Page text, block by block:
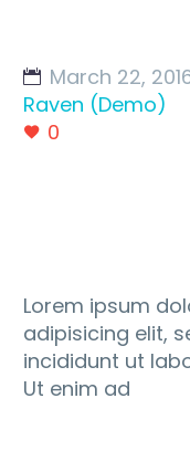
March 22,
Raven (Demo)
0
Lorem ipsum
adipisicing elit,
incididunt ut
Ut enim ad